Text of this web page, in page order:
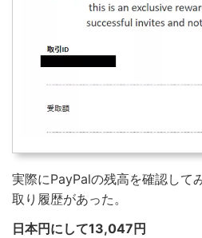
実際にPayPalの残高を確認して
取り履歴があった。
日本円にして13,047円